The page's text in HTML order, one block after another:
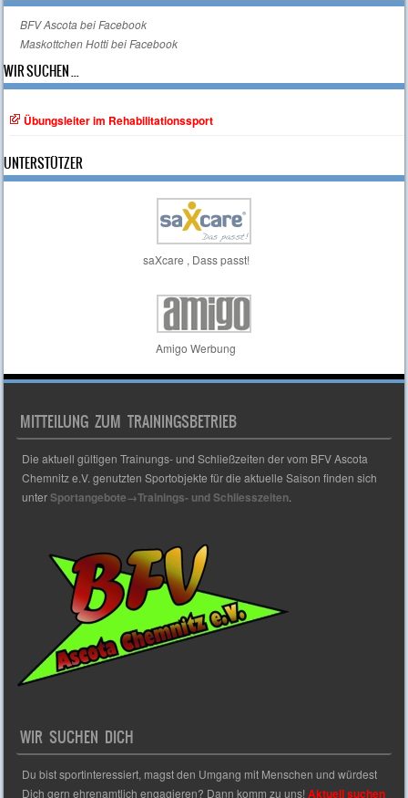
BFV Ascota bei Facebook
Maskottchen Hotti bei Facebook
WIR SUCHEN ...
Übungsleiter im Rehabilitationssport
UNTERSTÜTZER
saXcare , Dass passt!
Amigo Werbung
MITTEILUNG ZUM TRAININGSBETRIEB
Die aktuell gültigen Trainungs- und Schließzeiten der vom BFV Ascota
Chemnitz e.V. genutzten Sportobjekte für die aktuelle Saison finden sich
unterSportangebote→Trainings- und Schliesszeiten.
WIR SUCHEN DICH
Du bist sportinteressiert, magst den Umgang mit Menschen und würdest
Dich gern ehrenamtlich engagieren? Dann komm zu uns!Aktuell suchen